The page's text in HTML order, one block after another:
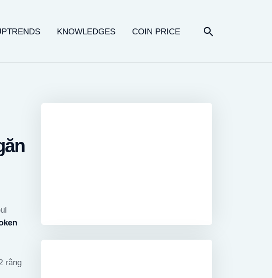
KNOWLEDGES COIN PRICE
rằng